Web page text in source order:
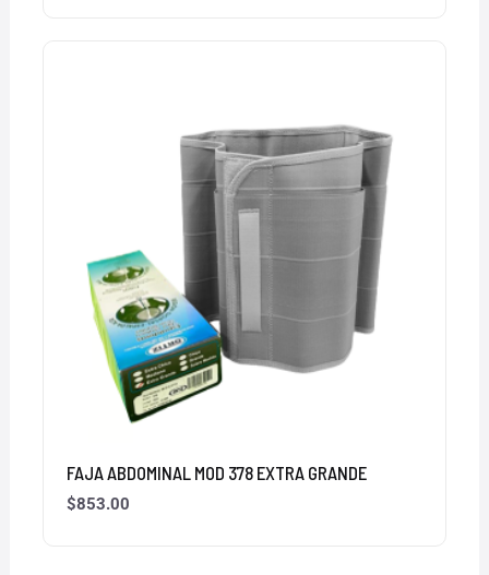
FAJA ABDOMINAL MOD 378 EXTRA GRANDE
$853.00